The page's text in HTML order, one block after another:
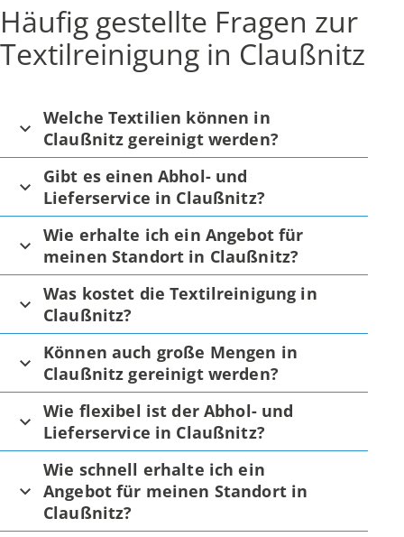
Häufig gestellte Fragen zur
Textilreinigung in Claußnitz
Welche Textilien können in
Claußnitz gereinigt werden?
Gibt es einen Abhol- und
Lieferservice in Claußnitz?
Wie erhalte ich ein Angebot für
meinen Standort in Claußnitz?
Was kostet die Textilreinigung in
Claußnitz?
Können auch große Mengen in
Claußnitz gereinigt werden?
Wie flexibel ist der Abhol- und
Lieferservice in Claußnitz?
Wie schnell erhalte ich ein
Angebot für meinen Standort in
Claußnitz?